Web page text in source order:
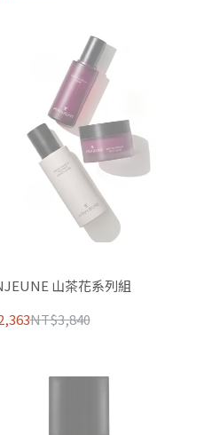
山茶花系列組
NT$3,840